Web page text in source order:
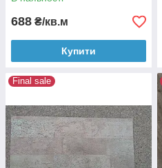
688 ₴/кв.м
Купити
Final sale